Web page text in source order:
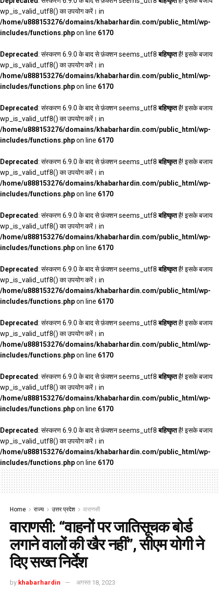
wp_is_valid_utf8() का उपयोग करें। in
/home/u888153276/domains/khabarhardin.com/public_html/wp-
includes/functions.phpon line 6170
Deprecated: संस्करण 6.9.0 के बाद से फ़ंक्शन seems_utf8बहिष्कृतहै! इसके बजाय
wp_is_valid_utf8() का उपयोग करें। in
/home/u888153276/domains/khabarhardin.com/public_html/wp-
includes/functions.phpon line 6170
Deprecated: संस्करण 6.9.0 के बाद से फ़ंक्शन seems_utf8बहिष्कृतहै! इसके बजाय
wp_is_valid_utf8() का उपयोग करें। in
/home/u888153276/domains/khabarhardin.com/public_html/wp-
includes/functions.phpon line 6170
Deprecated: संस्करण 6.9.0 के बाद से फ़ंक्शन seems_utf8बहिष्कृतहै! इसके बजाय
wp_is_valid_utf8() का उपयोग करें। in
/home/u888153276/domains/khabarhardin.com/public_html/wp-
includes/functions.phpon line 6170
Deprecated: संस्करण 6.9.0 के बाद से फ़ंक्शन seems_utf8बहिष्कृतहै! इसके बजाय
wp_is_valid_utf8() का उपयोग करें। in
/home/u888153276/domains/khabarhardin.com/public_html/wp-
includes/functions.phpon line 6170
Deprecated: संस्करण 6.9.0 के बाद से फ़ंक्शन seems_utf8बहिष्कृतहै! इसके बजाय
wp_is_valid_utf8() का उपयोग करें। in
/home/u888153276/domains/khabarhardin.com/public_html/wp-
includes/functions.phpon line 6170
Deprecated: संस्करण 6.9.0 के बाद से फ़ंक्शन seems_utf8बहिष्कृतहै! इसके बजाय
wp_is_valid_utf8() का उपयोग करें। in
/home/u888153276/domains/khabarhardin.com/public_html/wp-
includes/functions.phpon line 6170
Deprecated: संस्करण 6.9.0 के बाद से फ़ंक्शन seems_utf8बहिष्कृतहै! इसके बजाय
wp_is_valid_utf8() का उपयोग करें। in
/home/u888153276/domains/khabarhardin.com/public_html/wp-
includes/functions.phpon line 6170
Deprecated: संस्करण 6.9.0 के बाद से फ़ंक्शन seems_utf8बहिष्कृतहै! इसके बजाय
wp_is_valid_utf8() का उपयोग करें। in
/home/u888153276/domains/khabarhardin.com/public_html/wp-
includes/functions.phpon line 6170
Home राज्य उत्तर प्रदेश वाराणसी
वाराणसी: “वाहनों पर जातिसूचक बोर्ड
लगाने वालों की खैर नहीं”, सीएम योगी ने
दिए सख्त निर्देश
by khabarhardin अगस्त 18, 2023